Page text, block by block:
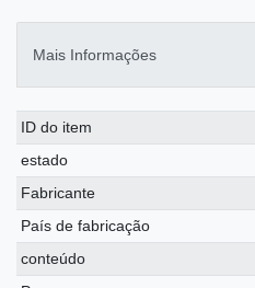
Mais Informações
ID do item
estado
Fabricante
País de fabricação
conteúdo